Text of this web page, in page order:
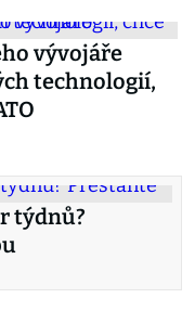
vývojáře
technologií,
týdnů?